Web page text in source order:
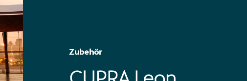
Zubehör